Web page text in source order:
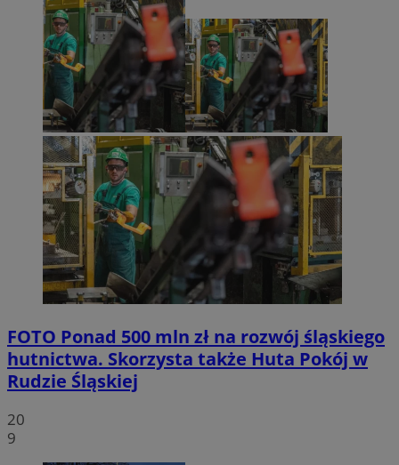
FOTO Ponad 500 mln zł na rozwój śląskiego
hutnictwa. Skorzysta także Huta Pokój w
Rudzie Śląskiej
20
9